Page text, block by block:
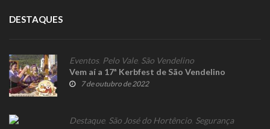
DESTAQUES
Eventos, Pelo Vale, São Vendelino
Vem aí a 17ª Kerbfest de São Vendelino
7 de outubro de 2022
Destaque, São José do Hortêncio Segurança